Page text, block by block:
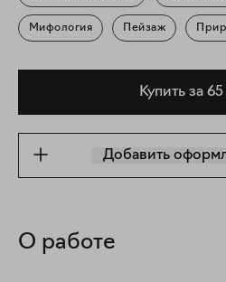
Мифология Пейзаж
Купить за
Добавить
О работе